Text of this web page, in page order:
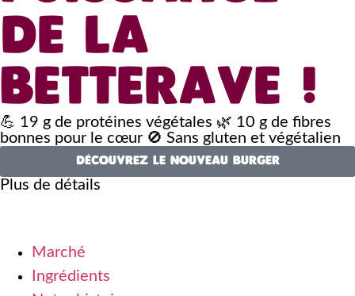
DE LA
BETTERAVE !
💪 19 g de protéines végétales 🌿 10 g de fibres
bonnes pour le cœur 🚫 Sans gluten et végétalien
DÉCOUVREZ LE NOUVEAU BURGER
Plus de détails
Marché
Ingrédients